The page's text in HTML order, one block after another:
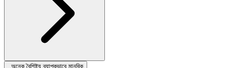
অনেক বৈশিষ্ট্য ব্যাপকভাবে মানবিক